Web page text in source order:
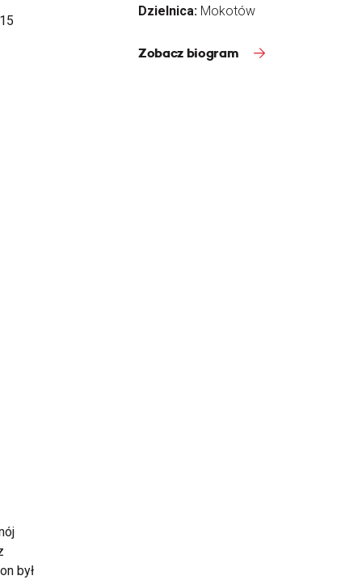
był
Dzielnica: Mokotów
Zobacz biogram